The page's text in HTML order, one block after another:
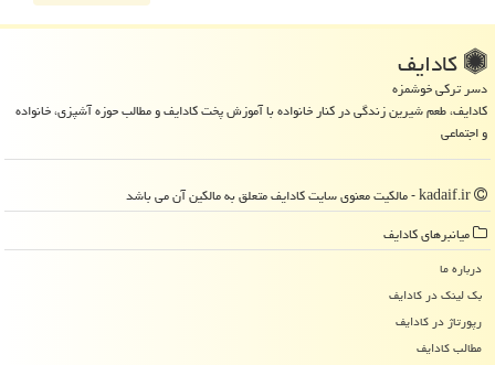
كادایف
دسر ترکی خوشمزه
کادایف، طعم شیرین زندگی در کنار خانواده با آموزش پخت کادایف و مطالب حوزه آشپزی، خانواده
و اجتماعی
میانبرهای كادایف
درباره ما
بک لینک در كادایف
رپورتاژ در كادایف
مطالب كادایف